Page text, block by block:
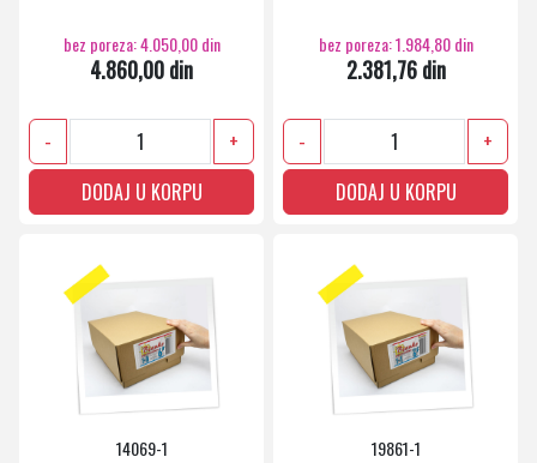
bez poreza: 4.050,00 din
4.860,00 din
-
+
DODAJ U KORPU
bez poreza: 1.984,80 din
2.381,76 din
-
+
DODAJ U KORPU
14069-1
19861-1